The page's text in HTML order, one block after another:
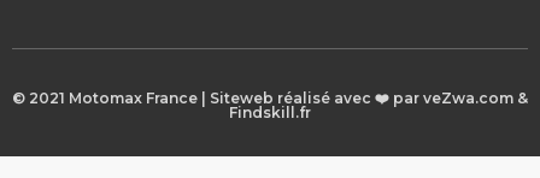
© 2021 Motomax France | Siteweb réalisé avec ❤️ par veZwa.com &
Findskill.fr